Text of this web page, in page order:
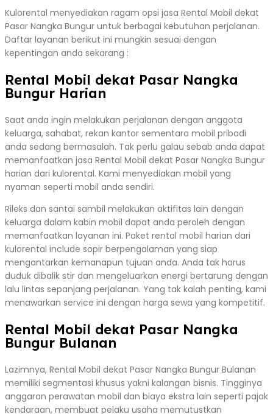
Kulorental menyediakan ragam opsi jasa Rental Mobil dekat
Pasar Nangka Bungur untuk berbagai kebutuhan perjalanan.
Daftar layanan berikut ini mungkin sesuai dengan
kepentingan anda sekarang :
Rental Mobil dekat Pasar Nangka
Bungur Harian
Saat anda ingin melakukan perjalanan dengan anggota
keluarga, sahabat, rekan kantor sementara mobil pribadi
anda sedang bermasalah. Tak perlu galau sebab anda dapat
memanfaatkan jasa Rental Mobil dekat Pasar Nangka Bungur
harian dari kulorental. Kami menyediakan mobil yang
nyaman seperti mobil anda sendiri.
Rileks dan santai sambil melakukan aktifitas lain dengan
keluarga dalam kabin mobil dapat anda peroleh dengan
memanfaatkan layanan ini. Paket rental mobil harian dari
kulorental include sopir berpengalaman yang siap
mengantarkan kemanapun tujuan anda. Anda tak harus
duduk dibalik stir dan mengeluarkan energi bertarung dengan
lalu lintas sepanjang perjalanan. Yang tak kalah penting, kami
menawarkan service ini dengan harga sewa yang kompetitif.
Rental Mobil dekat Pasar Nangka
Bungur Bulanan
Lazimnya, Rental Mobil dekat Pasar Nangka Bungur Bulanan
memiliki segmentasi khusus yakni kalangan bisnis. Tingginya
anggaran perawatan mobil dan biaya ekstra lain seperti pajak
kendaraan, membuat pelaku usaha memutustkan